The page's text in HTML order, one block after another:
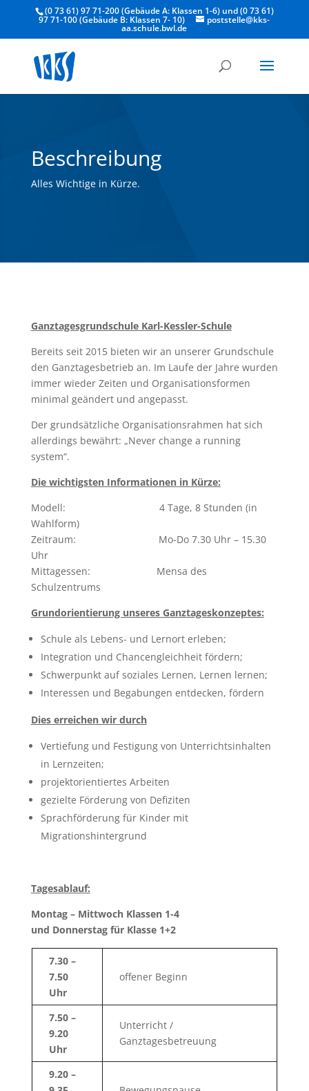
(0 73 61) 97 71-200 (Gebäude A: Klassen 1-6) und (0 73 61)
97 71-100 (Gebäude B: Klassen 7- 10) poststelle@kks-
aa.schule.bwl.de
Beschreibung
Alles Wichtige in Kürze.
Ganztagesgrundschule Karl-Kessler-Schule
Bereits seit 2015 bieten wir an unserer Grundschule
den Ganztagesbetrieb an. Im Laufe der Jahre wurden
immer wieder Zeiten und Organisationsformen
minimal geändert und angepasst.
Der grundsätzliche Organisationsrahmen hat sich
allerdings bewährt: „Never change a running
system“.
Die wichtigsten Informationen in Kürze:
Modell: 4 Tage, 8 Stunden (in
Wahlform)
Zeitraum: Mo-Do 7.30 Uhr – 15.30
Uhr
Mittagessen: Mensa des
Schulzentrums
Grundorientierung unseres Ganztageskonzeptes:
Schule als Lebens- und Lernort erleben;
Integration und Chancengleichheit fördern;
Schwerpunkt auf soziales Lernen, Lernen lernen;
Interessen und Begabungen entdecken, fördern
Dies erreichen wir durch
Vertiefung und Festigung von Unterrichtsinhalten
in Lernzeiten;
projektorientiertes Arbeiten
gezielte Förderung von Defiziten
Sprachförderung für Kinder mit
Migrationshintergrund
Tagesablauf:
Montag – Mittwoch Klassen 1-4
und Donnerstag für Klasse 1+2
7.30 –
7.50
Uhr
offener Beginn
7.50 –
9.20
Uhr
Unterricht /
Ganztagesbetreuung
9.20 –